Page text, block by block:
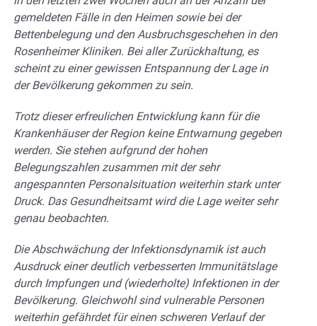
gemeldeten Fälle in den Heimen sowie bei der
Bettenbelegung und den Ausbruchsgeschehen in den
Rosenheimer Kliniken. Bei aller Zurückhaltung, es
scheint zu einer gewissen Entspannung der Lage in
der Bevölkerung gekommen zu sein.
Trotz dieser erfreulichen Entwicklung kann für die
Krankenhäuser der Region keine Entwarnung gegeben
werden. Sie stehen aufgrund der hohen
Belegungszahlen zusammen mit der sehr
angespannten Personalsituation weiterhin stark unter
Druck. Das Gesundheitsamt wird die Lage weiter sehr
genau beobachten.
Die Abschwächung der Infektionsdynamik ist auch
Ausdruck einer deutlich verbesserten Immunitätslage
durch Impfungen und (wiederholte) Infektionen in der
Bevölkerung. Gleichwohl sind vulnerable Personen
weiterhin gefährdet für einen schweren Verlauf der